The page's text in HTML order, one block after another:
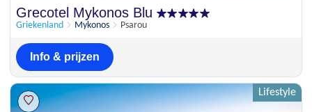
Schitterend
Grecotel Mykonos Blu
Griekenland Mykonos Psarou
Info & prijzen
Lifestyle